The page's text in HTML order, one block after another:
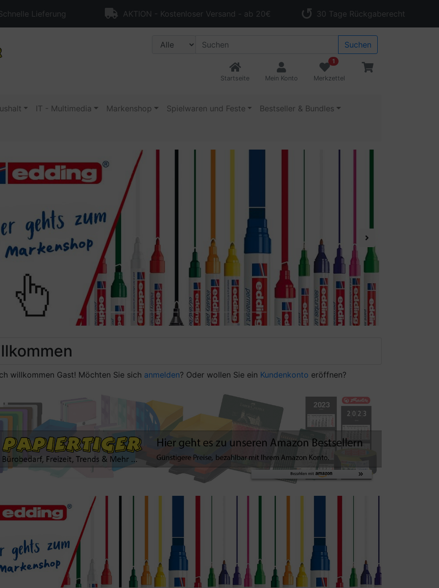
Lieferung AKTION - Kostenloser Versand - ab 20€ 30 Tage Rückgaberecht
Suchen
Startseite Mein Konto
1
Merkzettel
IT - Multimedia Markenshop Spielwaren und Feste Bestseller & Bundles
Next
willkommen Gast! Möchten Sie sich anmelden? Oder wollen Sie ein Kundenkonto eröffnen?